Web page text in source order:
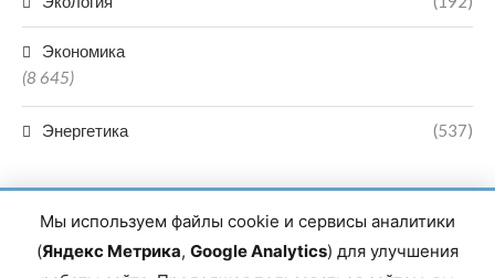
Экономика
(8 645)
Энергетика (537)
Мы используем файлы cookie и сервисы аналитики
(Яндекс Метрика, Google Analytics) для улучшения